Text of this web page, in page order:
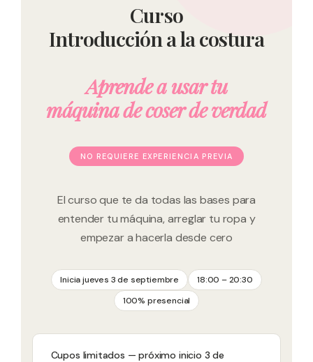
Curso
Introducción a la costura
Aprende a usar tu
máquina de coser de verdad
NO REQUIERE EXPERIENCIA PREVIA
El curso que te da todas las bases para
entender tu máquina, arreglar tu ropa y
empezar a hacerla desde cero
Inicia jueves 3 de septiembre
18:00 – 20:30
100% presencial
Cupos limitados — próximo inicio 3 de